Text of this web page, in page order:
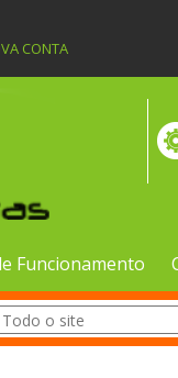
CONTA
Funcionamento